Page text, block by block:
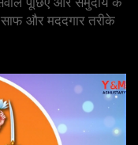
और मददगार तरीके